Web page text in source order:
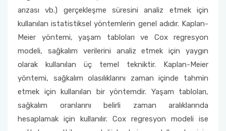
arızası vb.) gerçekleşme süresini analiz etmek için
kullanılan istatistiksel yöntemlerin genel adıdır. Kaplan-
Meier yöntemi, yaşam tabloları ve Cox regresyon
modeli, sağkalım verilerini analiz etmek için yaygın
olarak kullanılan üç temel tekniktir. Kaplan-Meier
yöntemi, sağkalım olasılıklarını zaman içinde tahmin
etmek için kullanılan bir yöntemdir. Yaşam tabloları,
sağkalım oranlarını belirli zaman aralıklarında
hesaplamak için kullanılır. Cox regresyon modeli ise